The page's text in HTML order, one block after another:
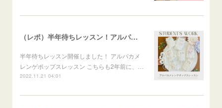
（レポ）半年待ちレッスン！アルパカメレンゲポップス
半年待ちレッスン開催しました！ アルパカメ
レンゲポップスレッスン こちらも2年前に、…
2022.11.21 04:01